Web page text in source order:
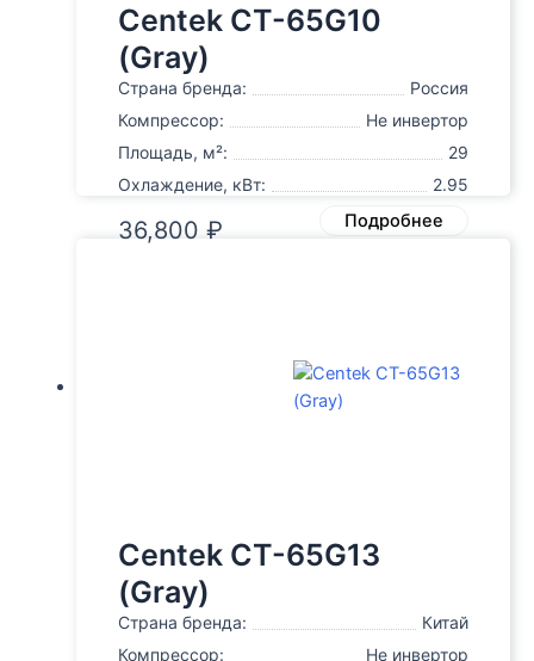
Centek CT-65G10
(Gray)
Страна бренда:
Россия
Компрессор:
Не инвертор
Площадь, м²:
29
Охлаждение, кВт:
2.95
36,800 ₽ Подробнее
Centek CT-65G13
(Gray)
Страна бренда:
Китай
Компрессор:
Не инвертор